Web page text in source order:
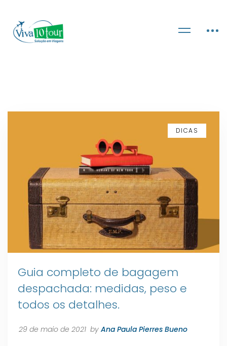
DICAS
Guia completo de bagagem
despachada: medidas, peso e
todos os detalhes.
29 de maio de 2021 by Ana Paula Pierres Bueno